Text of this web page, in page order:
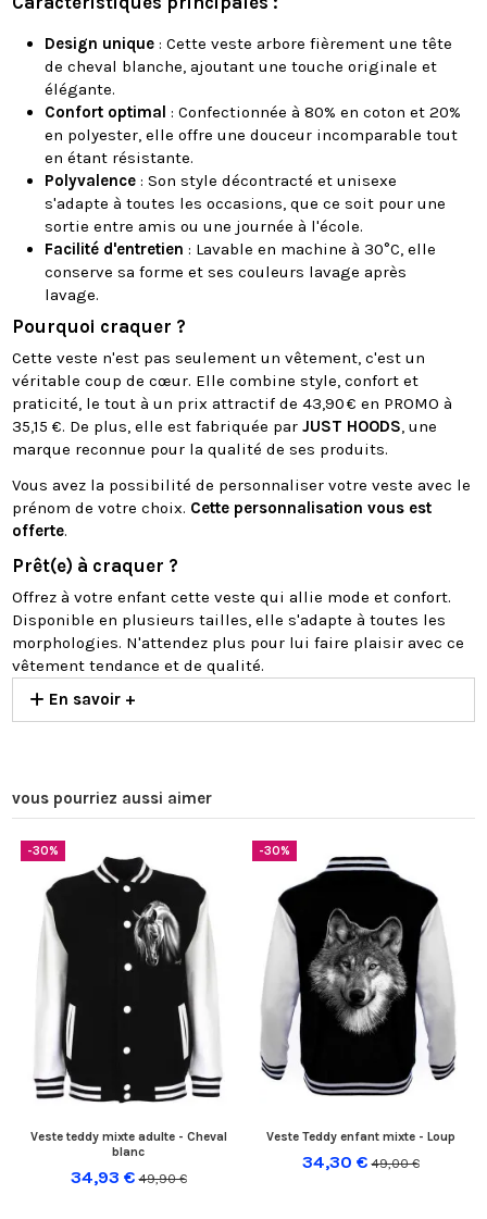
Design unique : Cette veste arbore fièrement une tête
de cheval blanche, ajoutant une touche originale et
élégante.
Confort optimal : Confectionnée à 80% en coton et 20%
en polyester, elle offre une douceur incomparable tout
en étant résistante.
Polyvalence : Son style décontracté et unisexe
s'adapte à toutes les occasions, que ce soit pour une
sortie entre amis ou une journée à l'école.
Facilité d'entretien : Lavable en machine à 30°C, elle
conserve sa forme et ses couleurs lavage après
lavage.
Pourquoi craquer ?
Cette veste n'est pas seulement un vêtement, c'est un
véritable coup de cœur. Elle combine style, confort et
praticité, le tout à un prix attractif de 43,90 € en PROMO à
35,15 €. De plus, elle est fabriquée parJUST HOODS, une
marque reconnue pour la qualité de ses produits.
Vous avez la possibilité de personnaliser votre veste avec le
prénom de votre choix. Cette personnalisation vous est
offerte.
Prêt(e) à craquer ?
Offrez à votre enfant cette veste qui allie mode et confort.
Disponible en plusieurs tailles, elle s'adapte à toutes les
morphologies. N'attendez plus pour lui faire plaisir avec ce
vêtement tendance et de qualité.
En savoir +
vous pourriez aussi aimer
-30%
Veste teddy mixte adulte - Cheval
blanc
34,93 €49,90 €
-30%
Veste Teddy enfant mixte - Loup
34,30 €49,00 €